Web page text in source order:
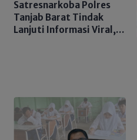
Satresnarkoba Polres
Tanjab Barat Tindak
Lanjuti Informasi Viral,